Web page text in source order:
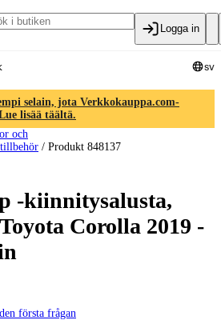
Logga in
sv
selain, jota Verkkokauppa.com-
lisää täältä.
och
/ Produkt 848137
-kiinnitysalusta,
Corolla 2019 -
första frågan